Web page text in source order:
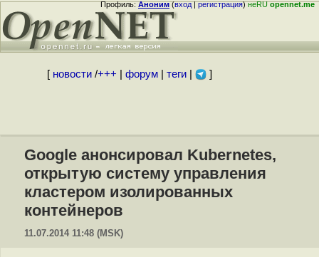
Профиль:Аноним(вход|регистрация)неRUopennet.me
[ новости/+++ форум| теги| ]
Google анонсировал Kubernetes,
открытую систему управления
кластером изолированных
контейнеров
11.07.2014 11:48 (MSK)